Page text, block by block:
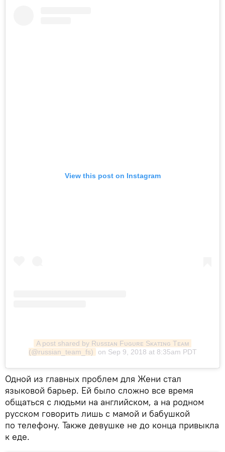
View this post on Instagram
A post shared by Rᴜssɪᴀɴ Fᴜɢᴜʀᴇ Sᴋᴀᴛɪɴɢ Tᴇᴀᴍ
(@russian_team_fs)
on Sep 9, 2018 at 8:35am PDT
Одной из главных проблем для Жени стал
языковой барьер. Ей было сложно все время
общаться с людьми на английском, а на родном
русском говорить лишь с мамой и бабушкой
по телефону. Также девушке не до конца привыкла
к еде.